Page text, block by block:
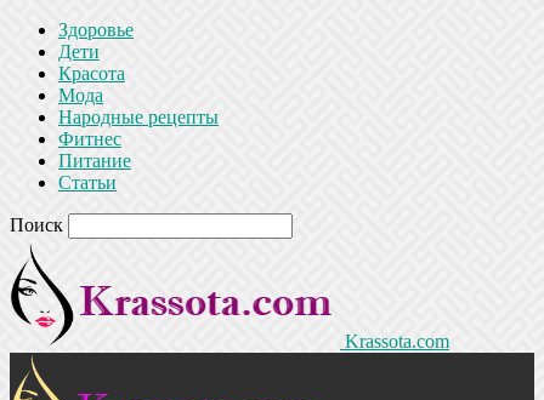
Здоровье
Дети
Красота
Мода
Народные рецепты
Фитнес
Питание
Статьи
Поиск
Krassota.com